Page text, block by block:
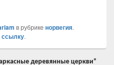
в рубрике норвегия.
ссылку.
деревянные церкви”